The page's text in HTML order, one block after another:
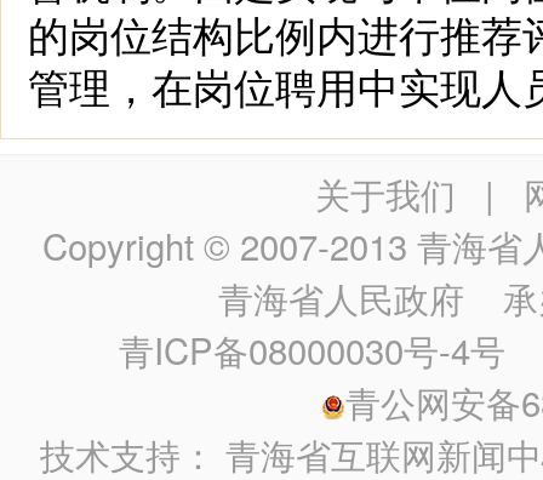
的岗位结构比例内进行推
管理，在岗位聘用中实现人
关于我们 |
Copyright © 2007-2013 青海省
青海省人民政府 承
青ICP备08000030号-4号
青公网安备
技术支持：青海省互联网新闻